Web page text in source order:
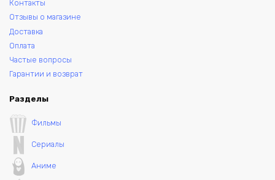
Контакты
Отзывы о магазине
Доставка
Оплата
Частые вопросы
Гарантии и возврат
Разделы
Фильмы
Сериалы
Аниме